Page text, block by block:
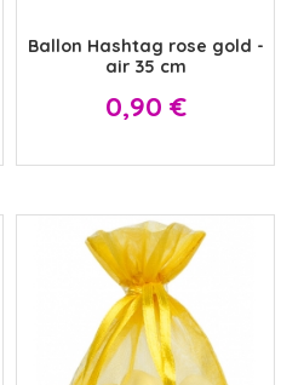
Ballon Hashtag rose gold -
air 35 cm
Prix
0,90 €